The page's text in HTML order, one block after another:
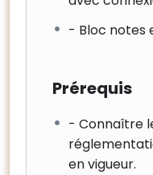
- Bloc notes
Prérequis
- Connaître
en vigueur.